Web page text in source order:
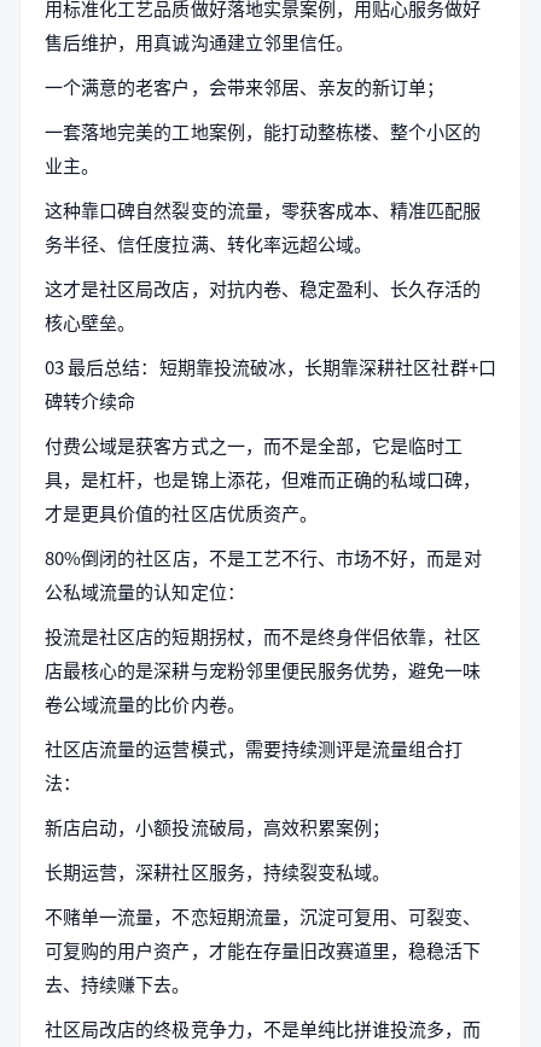
用标准化工艺品质做好落地实景案例，用贴心服务做好
售后维护，用真诚沟通建立邻里信任。
一个满意的老客户，会带来邻居、亲友的新订单；
一套落地完美的工地案例，能打动整栋楼、整个小区的
业主。
这种靠口碑自然裂变的流量，零获客成本、精准匹配服
务半径、信任度拉满、转化率远超公域。
这才是社区局改店，对抗内卷、稳定盈利、长久存活的
核心壁垒。
03 最后总结：短期靠投流破冰，长期靠深耕社区社群+口
碑转介续命
付费公域是获客方式之一，而不是全部，它是临时工
具，是杠杆，也是锦上添花，但难而正确的私域口碑，
才是更具价值的社区店优质资产。
80%倒闭的社区店，不是工艺不行、市场不好，而是对
公私域流量的认知定位：
投流是社区店的短期拐杖，而不是终身伴侣依靠，社区
店最核心的是深耕与宠粉邻里便民服务优势，避免一味
卷公域流量的比价内卷。
社区店流量的运营模式，需要持续测评是流量组合打
法：
新店启动，小额投流破局，高效积累案例；
长期运营，深耕社区服务，持续裂变私域。
不赌单一流量，不恋短期流量，沉淀可复用、可裂变、
可复购的用户资产，才能在存量旧改赛道里，稳稳活下
去、持续赚下去。
社区局改店的终极竞争力，不是单纯比拼谁投流多，而